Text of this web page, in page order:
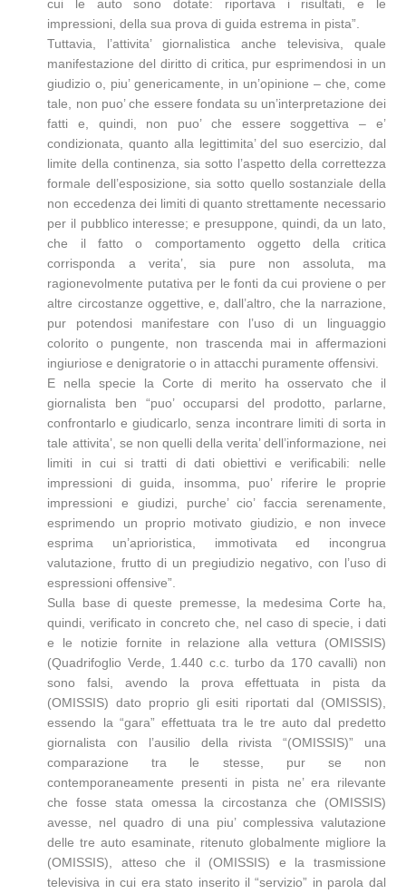
cui le auto sono dotate: riportava i risultati, e le
impressioni, della sua prova di guida estrema in pista”.
Tuttavia, l’attivita’ giornalistica anche televisiva, quale
manifestazione del diritto di critica, pur esprimendosi in un
giudizio o, piu’ genericamente, in un’opinione – che, come
tale, non puo’ che essere fondata su un’interpretazione dei
fatti e, quindi, non puo’ che essere soggettiva – e’
condizionata, quanto alla legittimita’ del suo esercizio, dal
limite della continenza, sia sotto l’aspetto della correttezza
formale dell’esposizione, sia sotto quello sostanziale della
non eccedenza dei limiti di quanto strettamente necessario
per il pubblico interesse; e presuppone, quindi, da un lato,
che il fatto o comportamento oggetto della critica
corrisponda a verita’, sia pure non assoluta, ma
ragionevolmente putativa per le fonti da cui proviene o per
altre circostanze oggettive, e, dall’altro, che la narrazione,
pur potendosi manifestare con l’uso di un linguaggio
colorito o pungente, non trascenda mai in affermazioni
ingiuriose e denigratorie o in attacchi puramente offensivi.
E nella specie la Corte di merito ha osservato che il
giornalista ben “puo’ occuparsi del prodotto, parlarne,
confrontarlo e giudicarlo, senza incontrare limiti di sorta in
tale attivita’, se non quelli della verita’ dell’informazione, nei
limiti in cui si tratti di dati obiettivi e verificabili: nelle
impressioni di guida, insomma, puo’ riferire le proprie
impressioni e giudizi, purche’ cio’ faccia serenamente,
esprimendo un proprio motivato giudizio, e non invece
esprima un’aprioristica, immotivata ed incongrua
valutazione, frutto di un pregiudizio negativo, con l’uso di
espressioni offensive”.
Sulla base di queste premesse, la medesima Corte ha,
quindi, verificato in concreto che, nel caso di specie, i dati
e le notizie fornite in relazione alla vettura (OMISSIS)
(Quadrifoglio Verde, 1.440 c.c. turbo da 170 cavalli) non
sono falsi, avendo la prova effettuata in pista da
(OMISSIS) dato proprio gli esiti riportati dal (OMISSIS),
essendo la “gara” effettuata tra le tre auto dal predetto
giornalista con l’ausilio della rivista “(OMISSIS)” una
comparazione tra le stesse, pur se non
contemporaneamente presenti in pista ne’ era rilevante
che fosse stata omessa la circostanza che (OMISSIS)
avesse, nel quadro di una piu’ complessiva valutazione
delle tre auto esaminate, ritenuto globalmente migliore la
(OMISSIS), atteso che il (OMISSIS) e la trasmissione
televisiva in cui era stato inserito il “servizio” in parola dal